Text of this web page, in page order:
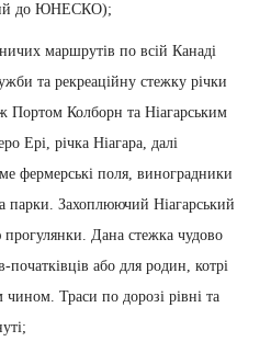
до ЮНЕСКО);
маршрутів по всій Канаді
та рекреаційну стежку річки
Портом Колборн та Ніагарським
Ері, річка Ніагара, далі
фермерські поля, виноградники
парки. Захоплюючий Ніагарський
Дана стежка чудово
початківців або для родин, котрі
чином. Траси по дорозі рівні та